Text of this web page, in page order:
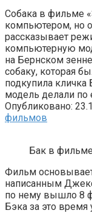
Собака в фильме
компьютером, но
рассказывает
компьютерную
на Бернском
собаку, которая
подкупила
модель делали по
Опубликовано:
фильмов
Бак в фильме
Фильм
написанным
по нему вышло 8
Бэка за это